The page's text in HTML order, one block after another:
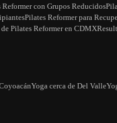
Reformer con Grupos Reducidos
Pilates Reformer para
de Pilates Reformer en CDMX
Yoga cerca de Del Valle